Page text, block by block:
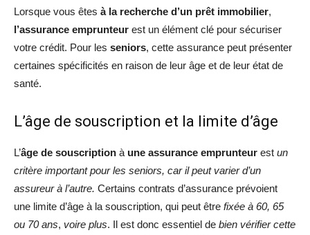
Lorsque vous êtes à la recherche d’un prêt immobilier,
l’assurance emprunteur est un élément clé pour sécuriser
votre crédit. Pour les seniors, cette assurance peut présenter
certaines spécificités en raison de leur âge et de leur état de
santé.
L’âge de souscription et la limite d’âge
L’âge de souscription à une assurance emprunteur est un
critère important pour les seniors, car il peut varier d’un
assureur à l’autre. Certains contrats d’assurance prévoient
une limite d’âge à la souscription, qui peut être fixée à 60, 65
ou 70 ans, voire plus. Il est donc essentiel de bien vérifier cette